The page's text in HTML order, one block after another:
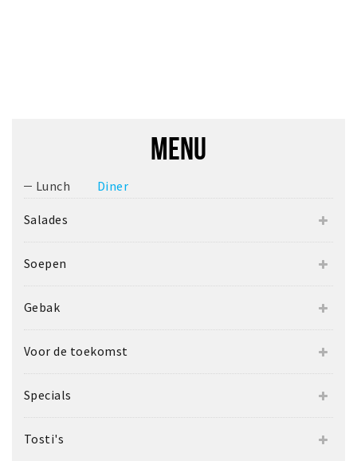
MENU
Lunch Diner
Salades
Soepen
Gebak
Voor de toekomst
Specials
Tosti's